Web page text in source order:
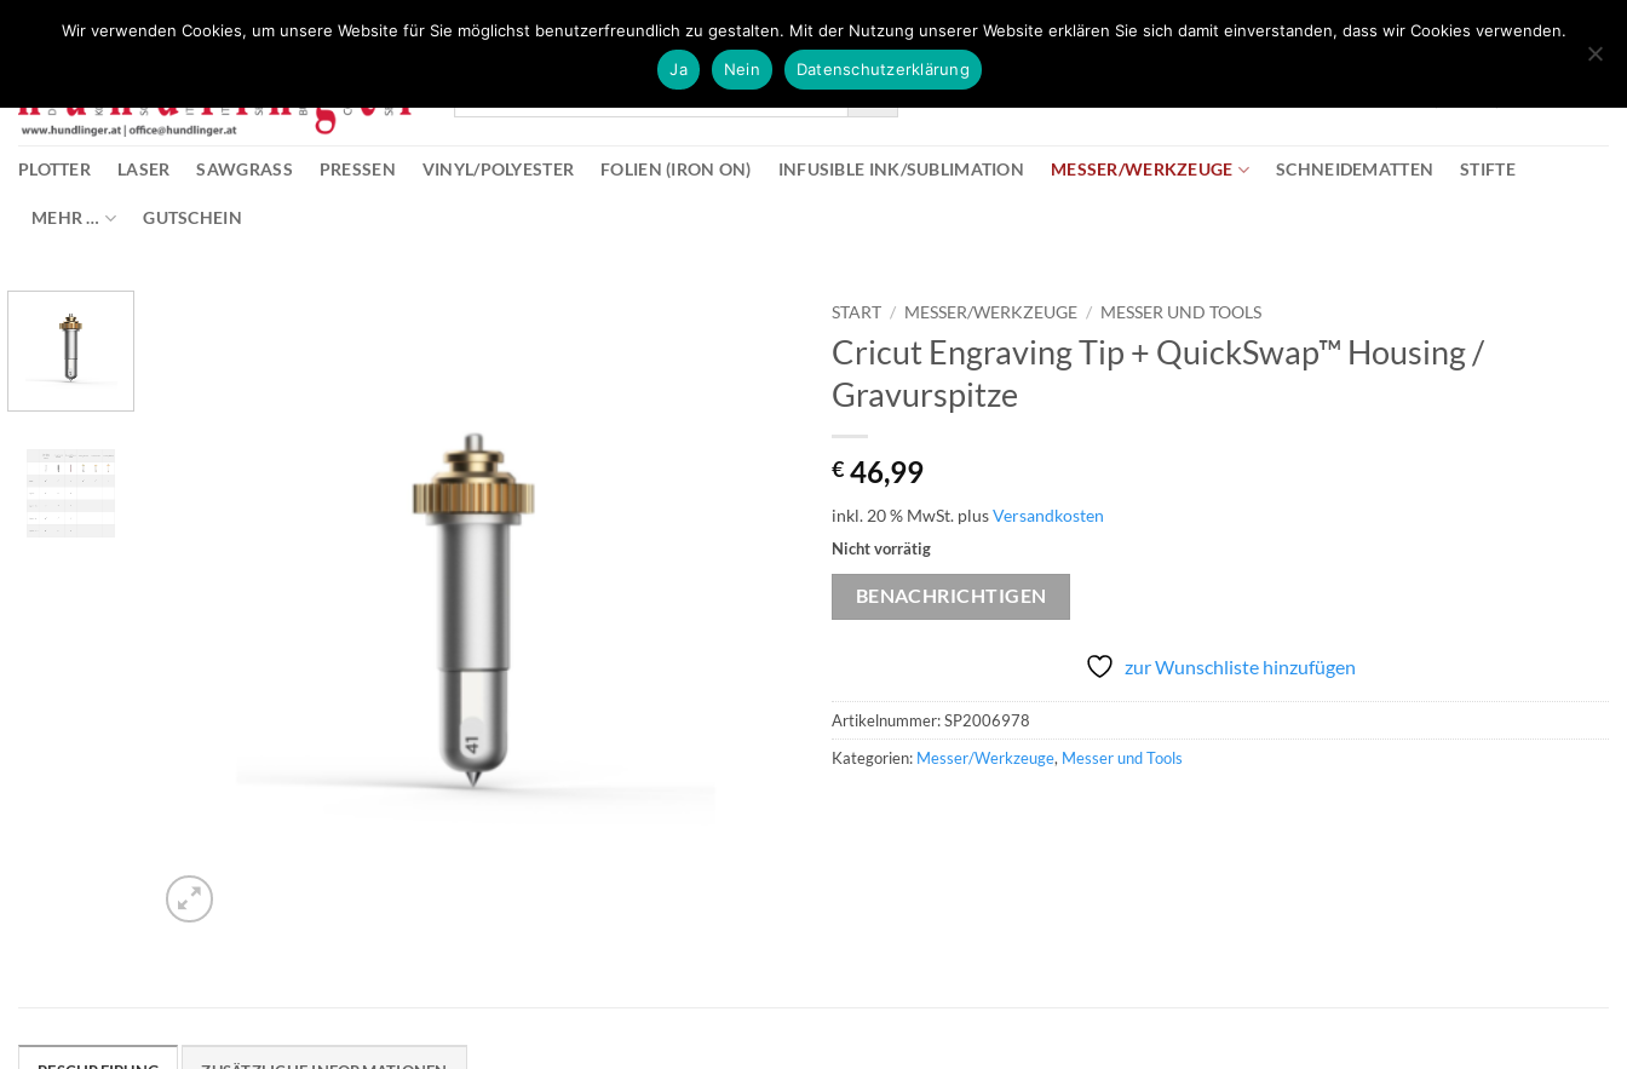
PLOTTER LASER SAWGRASS PRESSEN VINYL/POLYESTER FOLIEN (IRON ON) INFUSIBLE INK/SUBLIMATION MESSER/WERKZEUGE SCHNEIDEMATTEN STIFTE
MEHR … GUTSCHEIN
START / MESSER/WERKZEUGE / MESSER UND TOOLS
Cricut Engraving Tip + QuickSwap™ Housing /
Gravurspitze
€ 46,99
inkl. 20 % MwSt. plusVersandkosten
Nicht vorrätig
BENACHRICHTIGEN
zur Wunschliste hinzufügen
Artikelnummer:SP2006978
Kategorien: Messer/Werkzeuge, Messer und Tools
Wir verwenden Cookies, um unsere Website für Sie möglichst benutzerfreundlich zu gestalten. Mit der Nutzung unserer Website erklären Sie sich damit einverstanden, dass wir Cookies verwenden.
Ja
Nein Datenschutzerklärung